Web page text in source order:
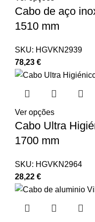
Cabo de aço
1510 mm
SKU: HGVKN2939
78,23 €
Ver opções
Cabo Ultra
1700 mm
SKU: HGVKN2964
28,22 €